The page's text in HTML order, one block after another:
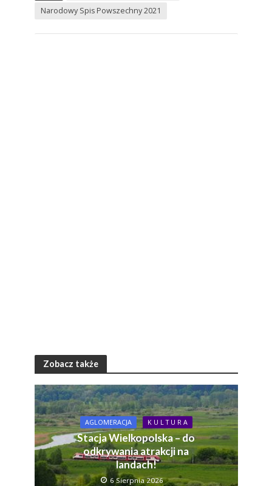
Narodowy Spis Powszechny 2021
Zobacz także
AGLOMERACJA K U L T U R A
Stacja Wielkopolska – do
odkrywania atrakcji na
landach!
6 Sierpnia 2026